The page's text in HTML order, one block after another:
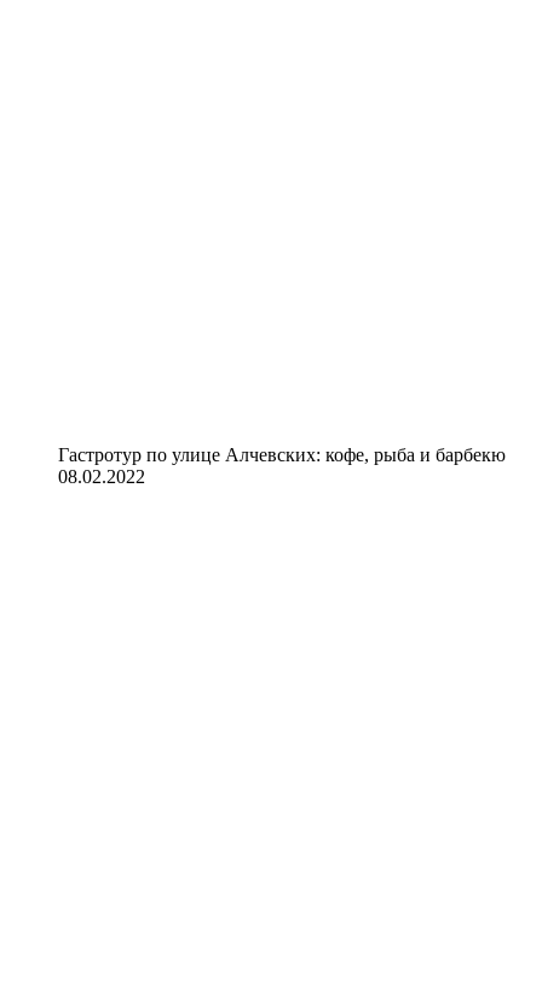
Гастротур по улице Алчевских: кофе, рыба и барбекю
08.02.2022